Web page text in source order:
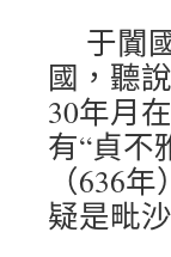
于闐
國，聽
30年月
有“貞不
（636
疑是毗